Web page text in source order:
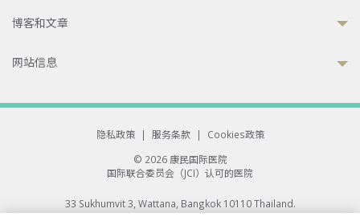
博客和文章
网站信息
隐私政策 | 服务条款 |
Cookies政策
© 2026 康民国际医院
国际联合委员会（JCI）认可的医院
33 Sukhumvit 3, Wattana, Bangkok 10110 Thailand.
All rights reserved.